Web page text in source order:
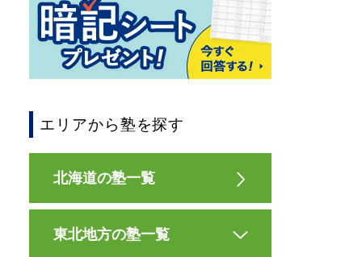
エリアから塾を探す
北海道の塾一覧
東北地方の塾一覧